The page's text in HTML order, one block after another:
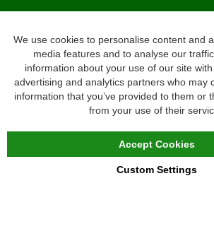
Ruilen & retourneren
Vragen
Veelgestelde vragen
Maattabel
We use cookies to personalise content and
media features and to analyse our
information about your use of our site with
advertising and analytics partners who may
information that you’ve provided to them or
from your use of their
Accept Cookies
Custom Settings